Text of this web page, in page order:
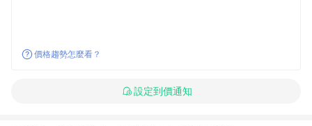
價格趨勢怎麼看？
設定到價通知